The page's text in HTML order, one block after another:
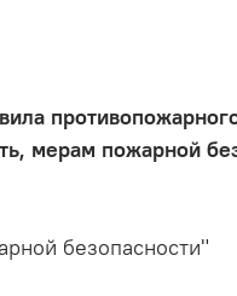
мерам пожарной
безопасности"